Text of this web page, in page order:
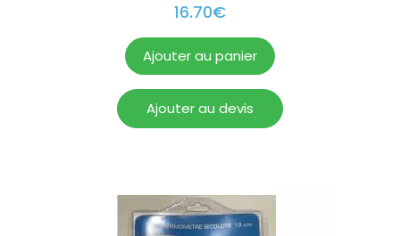
16.70€
Ajouter au panier
Ajouter au devis